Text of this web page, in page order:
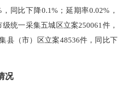
同比下降0.1%；延期率0.02%，
统一采集五城区立案250061件，
县（市）区立案48536件，同比下
况